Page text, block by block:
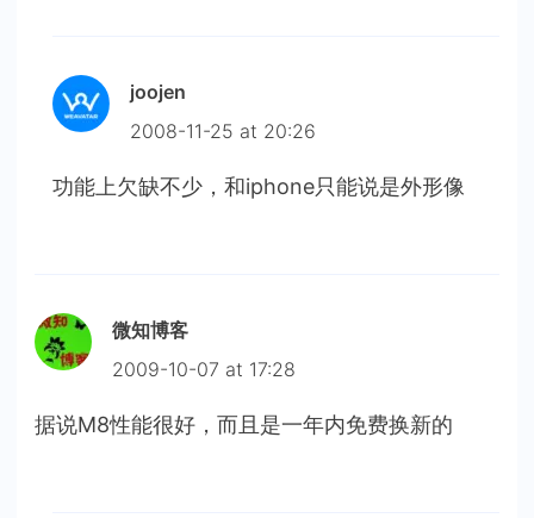
joojen
2008-11-25 at 20:26
功能上欠缺不少，和iphone只能说是外形像
微知博客
2009-10-07 at 17:28
据说M8性能很好，而且是一年内免费换新的